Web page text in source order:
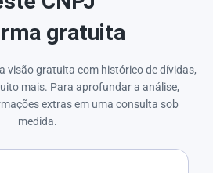
gratuita
visão gratuita com histórico de dívidas,
mais. Para aprofundar a análise,
extras em uma consulta sob
medida.